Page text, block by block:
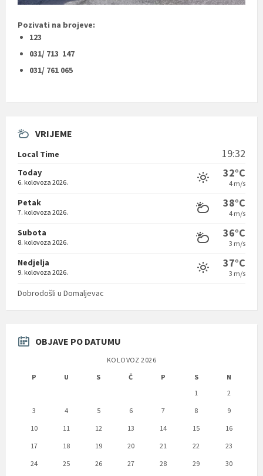
Pozivati na brojeve:
123
031/ 713 147
031/ 761 065
VRIJEME
Local Time 19:32
Today
6. kolovoza 2026.
32°C
4 m/s
Petak
7. kolovoza 2026.
38°C
4 m/s
Subota
8. kolovoza 2026.
36°C
3 m/s
Nedjelja
9. kolovoza 2026.
37°C
3 m/s
Dobrodošli u Domaljevac
OBJAVE PO DATUMU
KOLOVOZ 2026
P
U S Č P S
N
1
2
3
4 5 6 7 8
9
10
11 12 13 14 15
16
17
18 19 20 21 22
23
24
25 26 27 28 29
30